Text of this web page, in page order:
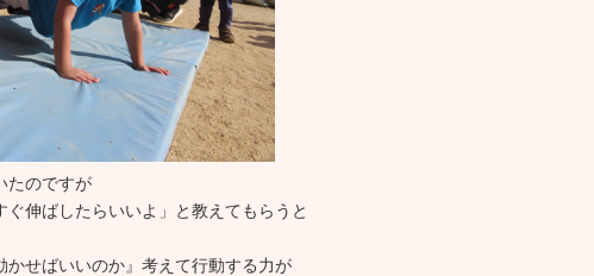
たのですが
ぐ伸ばしたらいいよ」と教えてもらうと
かせばいいのか』考えて行動する力が